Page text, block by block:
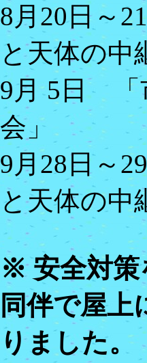
8月20日～
と天体の中
9月 5日 「
会」
9月28日～
と天体の中
※ 安全対策
同伴で屋
りました。